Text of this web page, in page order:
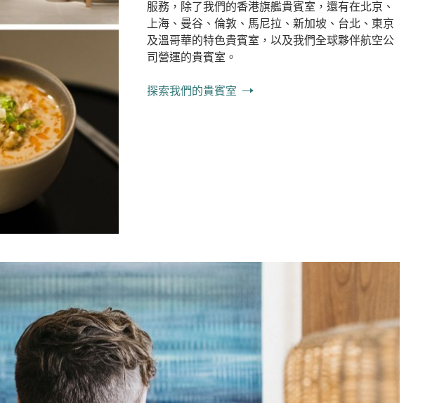
服務，除了我們的香港旗艦貴賓室，還有在北京、
上海、曼谷、倫敦、馬尼拉、新加坡、台北、東京
及溫哥華的特色貴賓室，以及我們全球夥伴航空公
司營運的貴賓室。
探索我們的貴賓室